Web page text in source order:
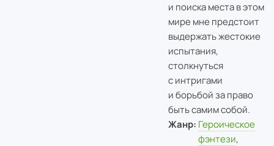
и поиска места в этом
мире мне предстоит
выдержать жестокие
испытания,
столкнуться
с интригами
и борьбой за право
быть самим собой.
Жанр: Героическое
фэнтези,